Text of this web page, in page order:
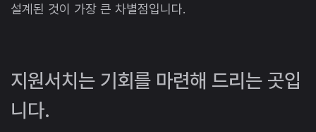
설계된 것이 가장 큰 차별점입니다.
지원서치는 기회를 마련해 드리는 곳입
니다.